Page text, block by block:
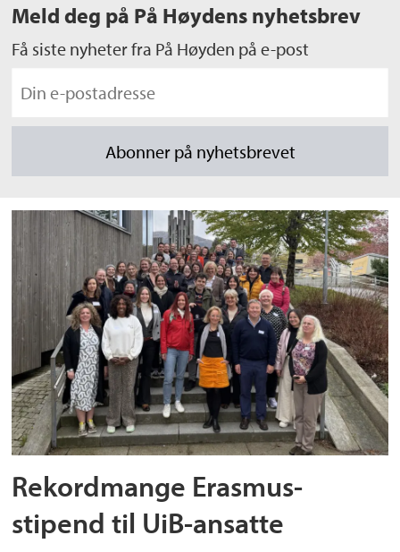
Meld deg på På Høydens nyhetsbrev
Få siste nyheter fra På Høyden på e-post
Rekordmange Erasmus-
stipend til UiB-ansatte